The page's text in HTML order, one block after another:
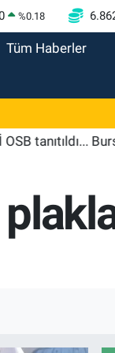
%0.18
Tüm Haberler